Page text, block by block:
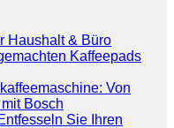
Haushalt & Büro
Kaffeepads
Von
Bosch
Sie Ihren